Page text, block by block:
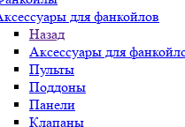
для фанкойлов
Назад
Аксессуары для
Пульты
Поддоны
Панели
Клапаны